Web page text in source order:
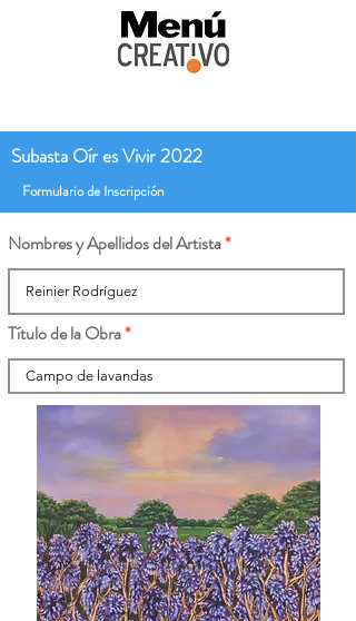
Subasta Oír es Vivir 2022
Formulario de Inscripción
Nombres y Apellidos del Artista
Título de la Obra